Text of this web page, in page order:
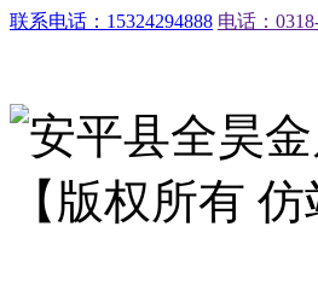
联系电话：15324294888 电话：
安平县全昊
【版权所有 仿